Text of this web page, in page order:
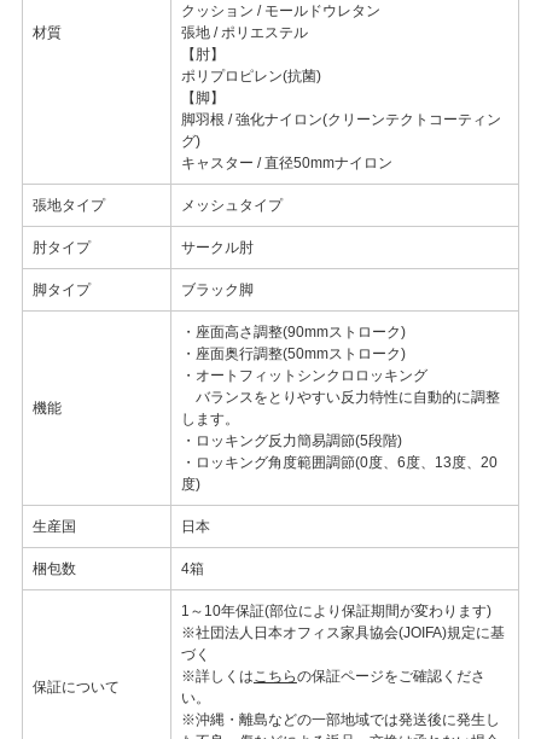
材質
クッション / モールドウレタン
張地 / ポリエステル
【肘】
ポリプロピレン(抗菌)
【脚】
脚羽根 / 強化ナイロン(クリーンテクトコーティン
グ)
キャスター / 直径50mmナイロン
張地タイプ メッシュタイプ
肘タイプ サークル肘
脚タイプ ブラック脚
機能
・座面高さ調整(90mmストローク)
・座面奥行調整(50mmストローク)
・オートフィットシンクロロッキング
バランスをとりやすい反力特性に自動的に調整
します。
・ロッキング反力簡易調節(5段階)
・ロッキング角度範囲調節(0度、6度、13度、20
度)
生産国 日本
梱包数 4箱
保証について
1～10年保証(部位により保証期間が変わります)
※社団法人日本オフィス家具協会(JOIFA)規定に基
づく
※詳しくはこちらの保証ページをご確認くださ
い。
※沖縄・離島などの一部地域では発送後に発生し